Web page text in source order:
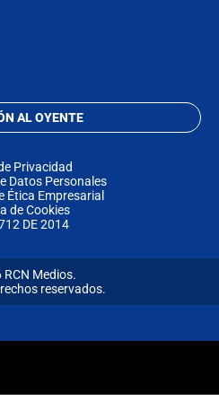
AL OYENTE
Privacidad
Datos Personales
Ética Empresarial
de Cookies
DE 2014
Medios.
reservados.